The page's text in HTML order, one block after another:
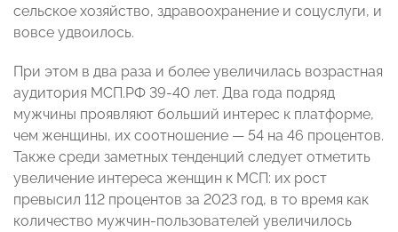
сельское хозяйство, здравоохранение и соцуслуги, и
вовсе удвоилось.
При этом в два раза и более увеличилась возрастная
аудитория МСП.РФ 39-40 лет. Два года подряд
мужчины проявляют больший интерес к платформе,
чем женщины, их соотношение — 54 на 46 процентов.
Также среди заметных тенденций следует отметить
увеличение интереса женщин к МСП: их рост
превысил 112 процентов за 2023 год, в то время как
количество мужчин-пользователей увеличилось